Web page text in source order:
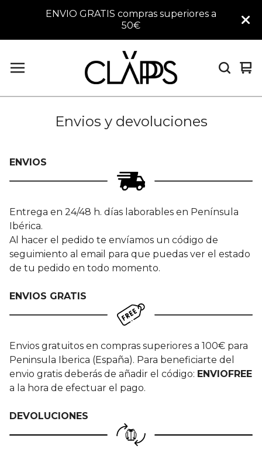
ENVIO GRATIS compras superiores a
50€
Ver
0
Envios y devoluciones
ENVIOS
Entrega en 24/48 h. días laborables en Península
Ibérica.
Al hacer el pedido te envíamos un código de
seguimiento al email para que puedas ver el estado
de tu pedido en todo momento.
ENVIOS GRATIS
Envios gratuitos en compras superiores a 100€ para
Peninsula Iberica (España). Para beneficiarte del
envio gratis deberás de añadir el código: ENVIOFREE
a la hora de efectuar el pago.
DEVOLUCIONES